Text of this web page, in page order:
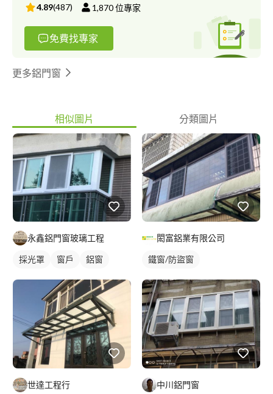
4.89(487) 1,870位專家
免費找專家
更多鋁門窗
相似圖片 分類圖片
永鑫鋁門窗玻璃工程
採光罩 窗戶 鋁窗
世達工程行
閎富鋁業有限公司
鐵窗/防盜窗
中川鋁門窗